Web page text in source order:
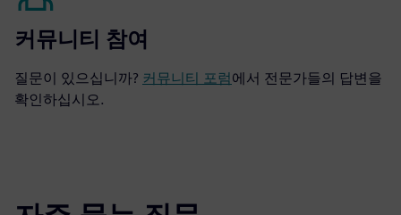
커뮤니티 참여
질문이 있으십니까? 커뮤니티 포럼에서 전문가들의 답변을
확인하십시오.